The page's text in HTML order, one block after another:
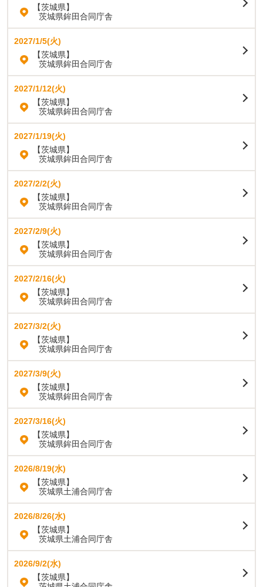
【茨城県】
茨城県鉾田合同庁舎
2027/1/5(火)
【茨城県】
茨城県鉾田合同庁舎
2027/1/12(火)
【茨城県】
茨城県鉾田合同庁舎
2027/1/19(火)
【茨城県】
茨城県鉾田合同庁舎
2027/2/2(火)
【茨城県】
茨城県鉾田合同庁舎
2027/2/9(火)
【茨城県】
茨城県鉾田合同庁舎
2027/2/16(火)
【茨城県】
茨城県鉾田合同庁舎
2027/3/2(火)
【茨城県】
茨城県鉾田合同庁舎
2027/3/9(火)
【茨城県】
茨城県鉾田合同庁舎
2027/3/16(火)
【茨城県】
茨城県鉾田合同庁舎
2026/8/19(水)
【茨城県】
茨城県土浦合同庁舎
2026/8/26(水)
【茨城県】
茨城県土浦合同庁舎
2026/9/2(水)
【茨城県】